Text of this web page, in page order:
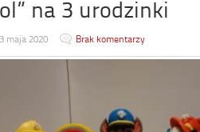
na 3 urodzinki
3 maja 2020 Brak komentarzy